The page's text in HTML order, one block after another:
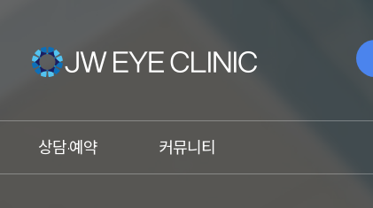
상담·예약 커뮤니티